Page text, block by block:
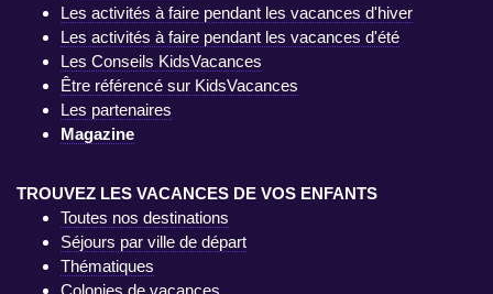
Les activités à faire pendant les vacances d'hiver
Les activités à faire pendant les vacances d'été
Les Conseils KidsVacances
Être référencé sur KidsVacances
Les partenaires
Magazine
TROUVEZ LES VACANCES DE VOS ENFANTS
Toutes nos destinations
Séjours par ville de départ
Thématiques
Colonies de vacances